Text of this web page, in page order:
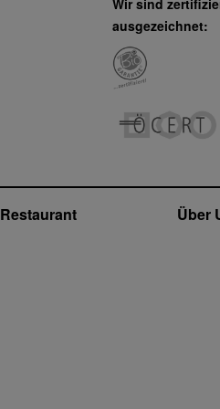
Wir sind
ausgezeichnet:
Restaurant Über